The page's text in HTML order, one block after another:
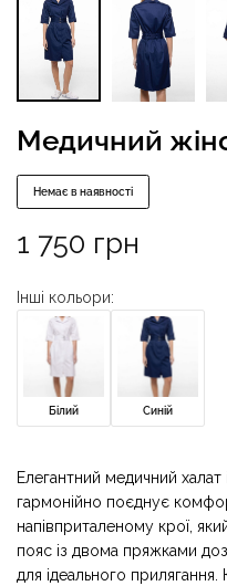
Медичний
Немає в наявності
1 750 грн
Інші кольори:
Білий Синій
Елегантний медичний
гармонійно поєднує
напівприталеному крої,
пояс із двома пряжками
для ідеального